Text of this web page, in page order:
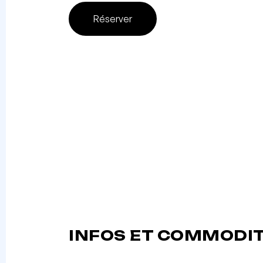
Réserver
INFOS ET